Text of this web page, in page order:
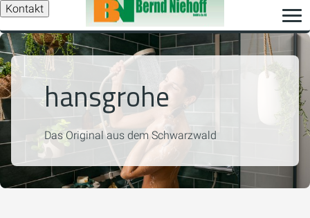
Kontakt
hansgrohe
Das Original aus dem Schwarzwald